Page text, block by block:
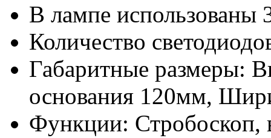
В лампе использованы
Количество
Габаритные размеры:
основания 120мм,
Функции: Стробоскоп,